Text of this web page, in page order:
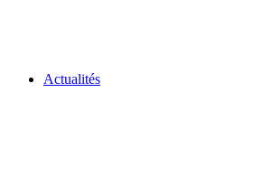
Actualités